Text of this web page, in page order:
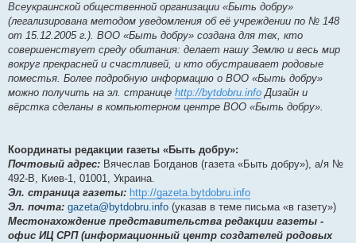
Всеукраинской общественной организации «Быть добру»
(легализирована методом уведомления об её учреждении по № 148
от 15.12.2005 г.). ВОО «Быть добру» создана для тех, кто
совершенствует среду обитания: делает нашу Землю и весь мир
вокруг прекрасней и счастливей, и кто обустраивает родовые
поместья. Более подробную информацию о ВОО «Быть добру»
можно получить на эл. странице http://bytdobru.info Дизайн и
вёрстка сделаны в компьютерном центре ВОО «Быть добру».
Координаты редакции газеты «Быть добру»:
Почтовый адрес: Вячеслав Богданов (газета «Быть добру»), а/я №
492-В, Киев-1, 01001, Украина.
Эл. страница газеты: http://gazeta.bytdobru.info
Эл. почта: gazeta@bytdobru.info (указав в теме письма «в газету»)
Местонахождение представительства редакции газеты -
офис ИЦ СРП (информационный центр создателей родовых